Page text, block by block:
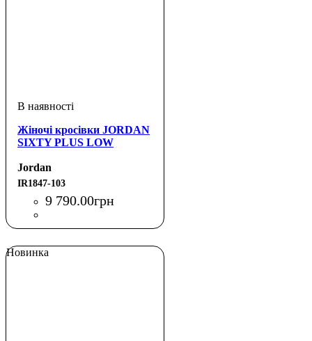
Жіночі кросівки JORDAN
SIXTY PLUS LOW
Jordan
IR1847-103
9 790.00грн
Новинка